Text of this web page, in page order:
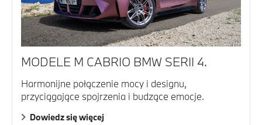
MODELE M CABRIO BMW SERII 4.
Harmonijne połączenie mocy i designu,
przyciągające spojrzenia i budzące emocje.
Dowiedz się więcej